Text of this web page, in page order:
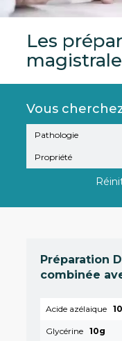
Les
Vous
Préparation
combinée
Acide azélaique
Glycérine 10g